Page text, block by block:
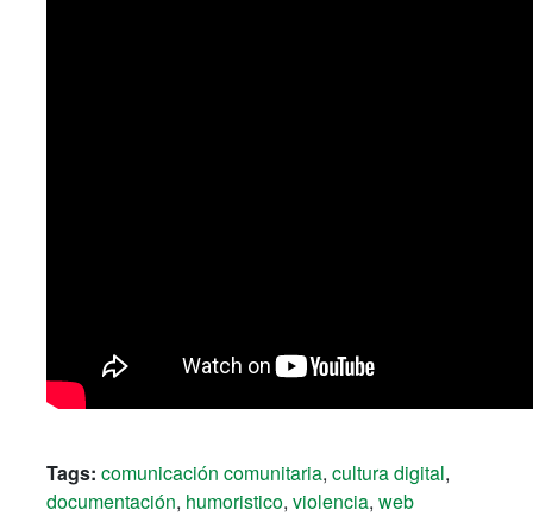
Tags: comunicación comunitaria, cultura digital,
documentación, humoristico, violencia, web